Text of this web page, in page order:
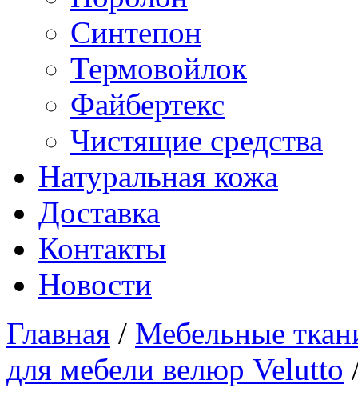
Синтепон
Термовойлок
Файбертекс
Чистящие средства
Натуральная кожа
Доставка
Контакты
Новости
Главная / Мебельные
для мебели велюр Velutto